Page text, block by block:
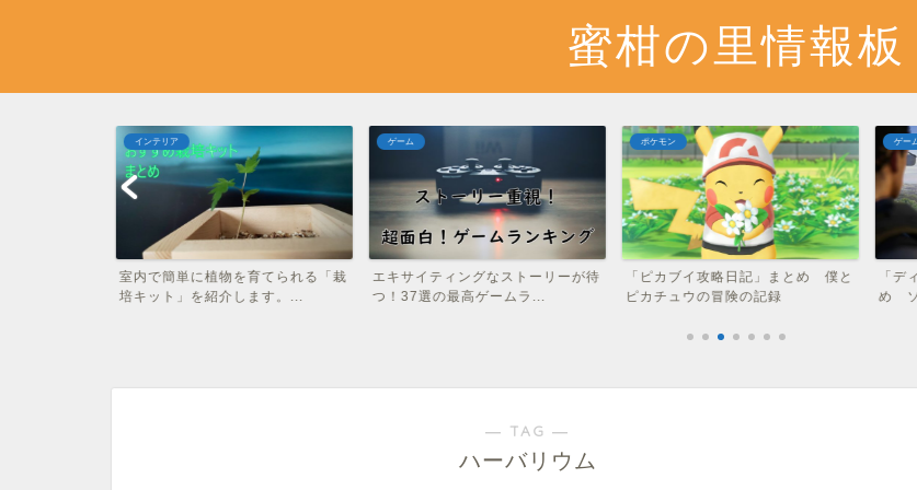
蜜柑の里情報板
インテリア
室内で簡単に植物を育てられる「栽
培キット」を紹介します。...
ゲーム
エキサイティングなストーリーが待
つ！37選の最高ゲームラ...
ポケモン
「ピカブイ攻略日記」まとめ 僕と
ピカチュウの冒険の記録
ゲーム
「デ
め ソ
― TAG ―
ハーバリウム